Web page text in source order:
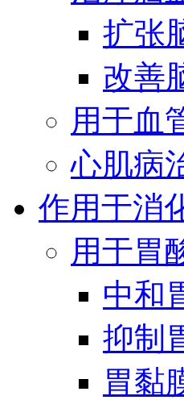
扩张
改善
用于血
心肌病
作用于消
用于胃
中和
抑制
胃黏